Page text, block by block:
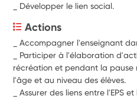
_ Développer le lien social.
Actions
_ Accompagner l'enseignant
_ Participer à l'élaboration
récréation et pendant la pause
l'âge et au niveau des élèves.
_ Assurer des liens entre l'EPS